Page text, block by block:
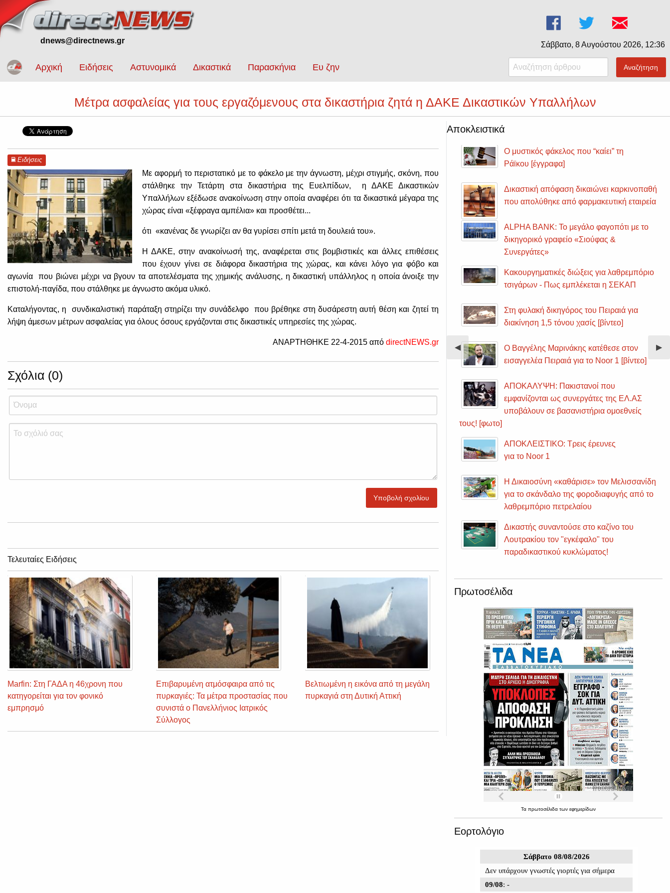
dnews@directnews.gr Σάββατο, 8 Αυγούστου 2026, 12:36
Αρχική Ειδήσεις Αστυνομικά Δικαστικά Παρασκήνια Ευ ζην Αναζήτηση
Μέτρα ασφαλείας για τους εργαζόμενους στα δικαστήρια ζητά η ΔΑΚΕ Δικαστικών Υπαλλήλων
Ειδήσεις
Με αφορμή το περιστατικό με το φάκελο με την άγνωστη, μέχρι στιγμής, σκόνη, που
στάλθηκε την Τετάρτη στα δικαστήρια της Ευελπίδων, η ΔΑΚΕ Δικαστικών
Υπαλλήλων εξέδωσε ανακοίνωση στην οποία αναφέρει ότι τα δικαστικά μέγαρα της
χώρας είναι «ξέφραγα αμπέλια» και προσθέτει...
ότι «κανένας δε γνωρίζει αν θα γυρίσει σπίτι μετά τη δουλειά του».
Η ΔΑΚΕ, στην ανακοίνωσή της, αναφέρεται στις βομβιστικές και άλλες επιθέσεις
που έχουν γίνει σε διάφορα δικαστήρια της χώρας, και κάνει λόγο για φόβο και
αγωνία που βιώνει μέχρι να βγουν τα αποτελέσματα της χημικής ανάλυσης, η δικαστική υπάλληλος η οποία άνοιξε την
επιστολή-παγίδα, που στάλθηκε με άγνωστο ακόμα υλικό.
Καταλήγοντας, η συνδικαλιστική παράταξη στηρίζει την συνάδελφο που βρέθηκε στη δυσάρεστη αυτή θέση και ζητεί τη
λήψη άμεσων μέτρων ασφαλείας για όλους όσους εργάζονται στις δικαστικές υπηρεσίες της χώρας.
ΑΝΑΡΤΗΘΗΚΕ 22-4-2015 από directNEWS.gr
Σχόλια (0)
Υποβολή σχολίου
Τελευταίες Ειδήσεις
Marfin: Στη ΓΑΔΑ η 46χρονη που
κατηγορείται για τον φονικό
εμπρησμό
Επιβαρυμένη ατμόσφαιρα από τις
πυρκαγιές: Τα μέτρα προστασίας που
συνιστά ο Πανελλήνιος Ιατρικός
Σύλλογος
Βελτιωμένη η εικόνα από τη μεγάλη
πυρκαγιά στη Δυτική Αττική
Αποκλειστικά
Previous
Slide
◀︎ ▶︎
Ο μυστικός φάκελος που “καίει” τη
Ράϊκου [έγγραφα]
Δικαστική απόφαση δικαιώνει καρκινοπαθή
που απολύθηκε από φαρμακευτική εταιρεία
ALPHA BANK: Το μεγάλο φαγοπότι με το
δικηγορικό γραφείο «Σιούφας &
Συνεργάτες»
Κακουργηματικές διώξεις για λαθρεμπόριο
τσιγάρων - Πως εμπλέκεται η ΣΕΚΑΠ
Στη φυλακή δικηγόρος του Πειραιά για
διακίνηση 1,5 τόνου χασίς [βίντεο]
Ο Βαγγέλης Μαρινάκης κατέθεσε στον
εισαγγελέα Πειραιά για το Noor 1 [βίντεο]
ΑΠΟΚΑΛΥΨΗ: Πακιστανοί που
εμφανίζονται ως συνεργάτες της ΕΛ.ΑΣ
υποβάλουν σε βασανιστήρια ομοεθνείς
τους! [φωτο]
ΑΠΟΚΛΕΙΣΤΙΚΟ: Τρεις έρευνες
για το Noor 1
Η Δικαιοσύνη «καθάρισε» τον Μελισσανίδη
για το σκάνδαλο της φοροδιαφυγής από το
λαθρεμπόριο πετρελαίου
Δικαστής συναντούσε στο καζίνο του
Λουτρακίου τον "εγκέφαλο" του
παραδικαστικού κυκλώματος!
Πρωτοσέλιδα
Τα πρωτοσέλιδα των εφημερίδων
Εορτολόγιο